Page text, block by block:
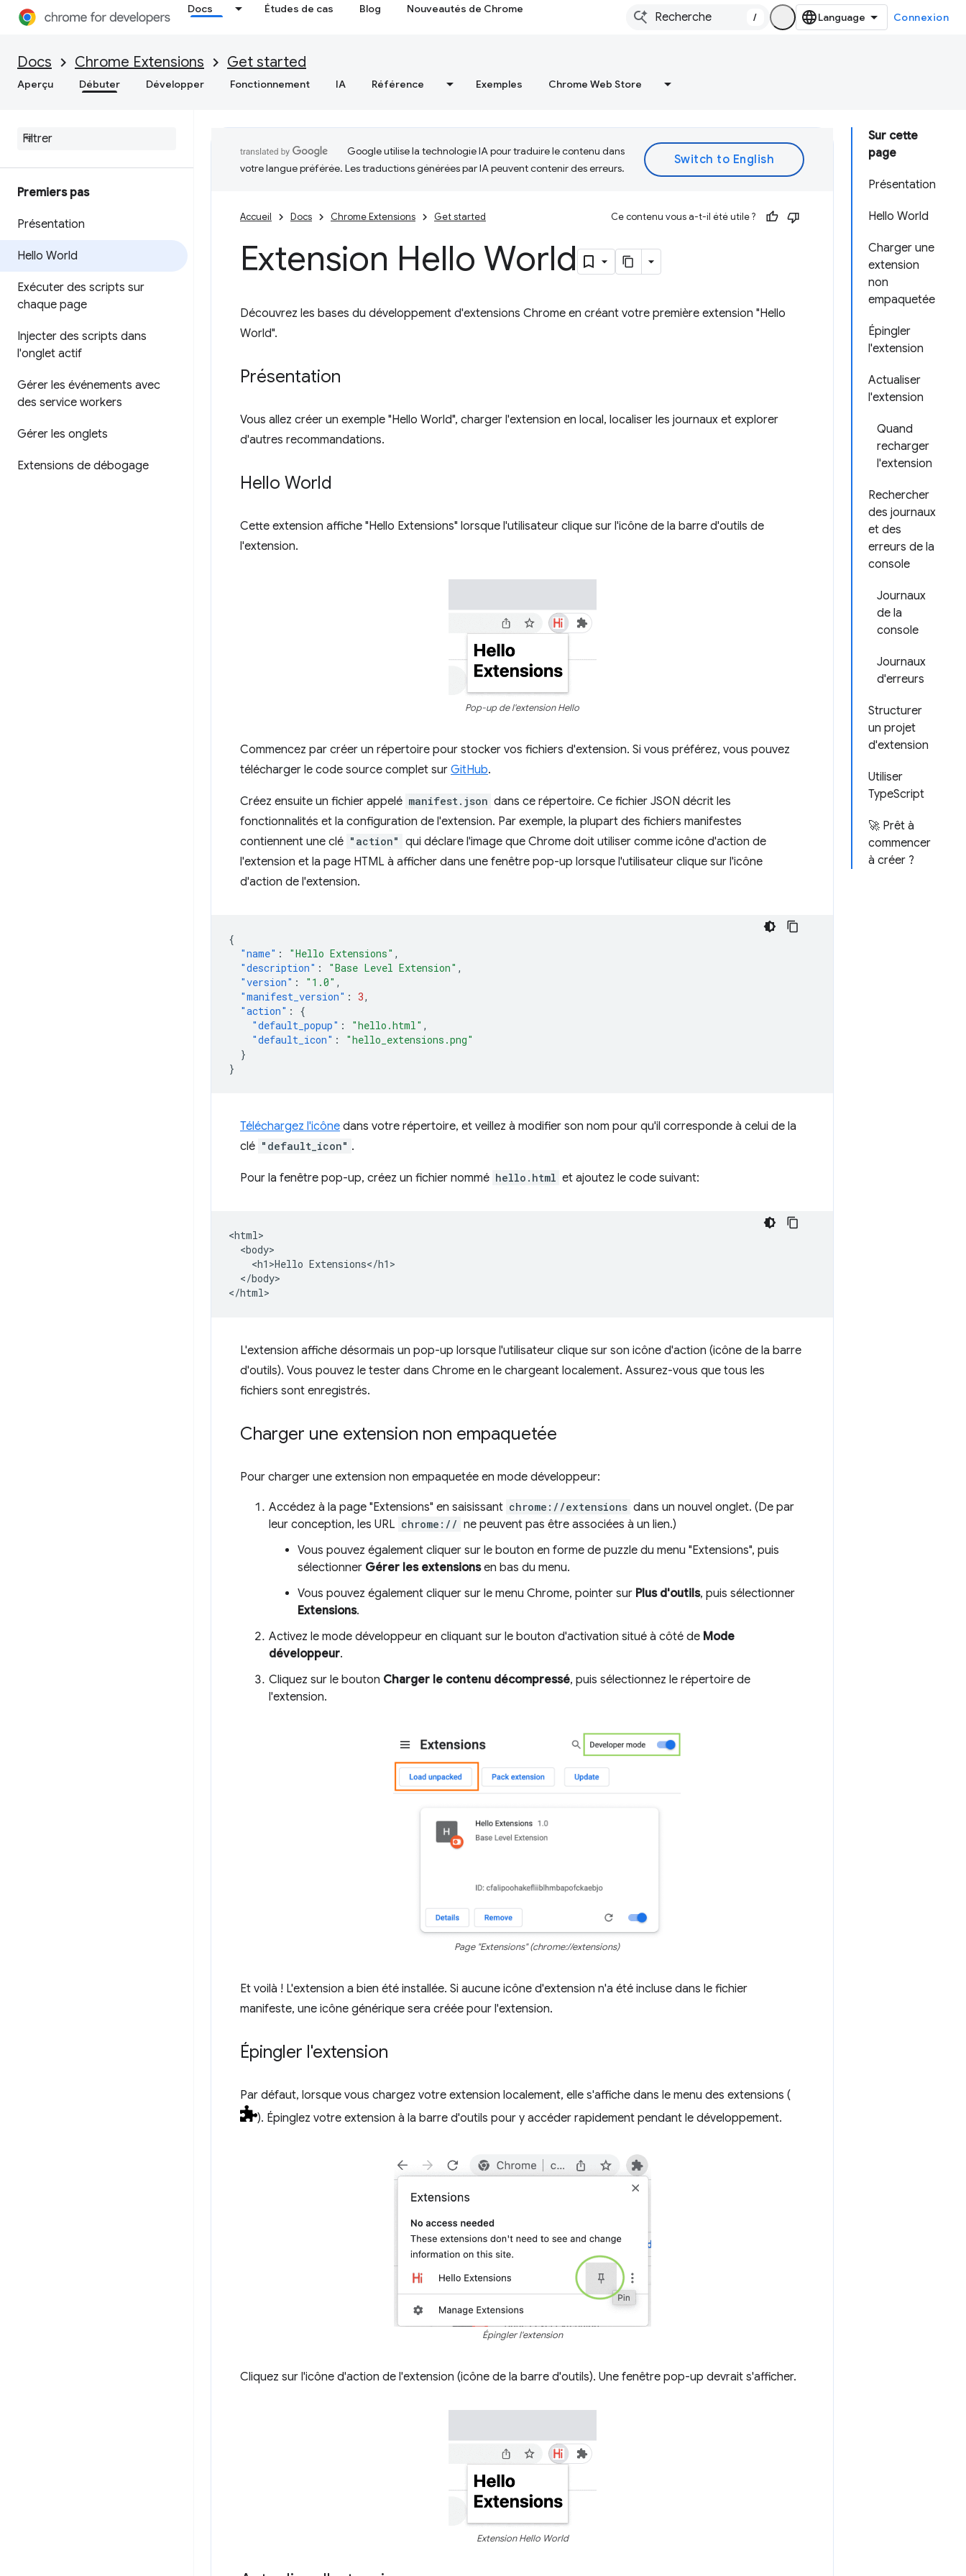
Docs Études de cas Blog Nouveautés de Chrome
/ Connexion
Docs Chrome Extensions Get started
Aperçu Débuter Développer Fonctionnement IA Référence Exemples Chrome Web Store
Premiers pas
Présentation
Hello World
Exécuter des scripts sur
chaque page
Injecter des scripts dans
l'onglet actif
Gérer les événements avec
des service workers
Gérer les onglets
Extensions de débogage
Sur cette
page
Présentation
Hello World
Charger une
extension
non
empaquetée
Épingler
l'extension
Actualiser
l'extension
Quand
recharger
l'extension
Rechercher
des journaux
et des
erreurs de la
console
Journaux
de la
console
Journaux
d'erreurs
Structurer
un projet
d'extension
Utiliser
TypeScript
🚀 Prêt à
commencer
à créer ?
Google utilise la technologie IA pour traduire le contenu dans
votre langue préférée. Les traductions générées par IA peuvent contenir des erreurs.
Accueil Docs Chrome Extensions Get started Ce contenu vous a-t-il été utile ?
Extension Hello World
Découvrez les bases du développement d'extensions Chrome en créant votre première extension "Hello
World".
Présentation
Vous allez créer un exemple "Hello World", charger l'extension en local, localiser les journaux et explorer
d'autres recommandations.
Hello World
Cette extension affiche "Hello Extensions" lorsque l'utilisateur clique sur l'icône de la barre d'outils de
l'extension.
Pop-up de l'extension Hello
Commencez par créer un répertoire pour stocker vos fichiers d'extension. Si vous préférez, vous pouvez
télécharger le code source complet sur GitHub.
Créez ensuite un fichier appelé manifest.json dans ce répertoire. Ce fichier JSON décrit les
fonctionnalités et la configuration de l'extension. Par exemple, la plupart des fichiers manifestes
contiennent une clé "action" qui déclare l'image que Chrome doit utiliser comme icône d'action de
l'extension et la page HTML à afficher dans une fenêtre pop-up lorsque l'utilisateur clique sur l'icône
d'action de l'extension.
{
"name" : "Hello Extensions" ,
"description" : "Base Level Extension" ,
"version" : "1.0" ,
"manifest_version" : 3,
"action" :
{
"default_popup" : "hello.html" ,
"default_icon" :
"hello_extensions.png"
}
}
Téléchargez l'icône dans votre répertoire, et veillez à modifier son nom pour qu'il corresponde à celui de la
clé "default_icon" .
Pour la fenêtre pop-up, créez un fichier nommé hello.html et ajoutez le code suivant:
<html>
  <body>
    <h1>Hello Extensions</h1>
  </body>
L'extension affiche désormais un pop-up lorsque l'utilisateur clique sur son icône d'action (icône de la barre
d'outils). Vous pouvez le tester dans Chrome en le chargeant localement. Assurez-vous que tous les
fichiers sont enregistrés.
Charger une extension non empaquetée
Pour charger une extension non empaquetée en mode développeur:
Accédez à la page "Extensions" en saisissant chrome://extensions dans un nouvel onglet. (De par
leur conception, les URL chrome:// ne peuvent pas être associées à un lien.)
Vous pouvez également cliquer sur le bouton en forme de puzzle du menu "Extensions", puis
sélectionner Gérer les extensionsen bas du menu.
Vous pouvez également cliquer sur le menu Chrome, pointer sur Plus d'outils, puis sélectionner
Extensions.
Activez le mode développeur en cliquant sur le bouton d'activation situé à côté de Mode
développeur.
Cliquez sur le bouton Charger le contenu décompressé, puis sélectionnez le répertoire de
l'extension.
Page "Extensions" (chrome://extensions)
Et voilà ! L'extension a bien été installée. Si aucune icône d'extension n'a été incluse dans le fichier
manifeste, une icône générique sera créée pour l'extension.
Épingler l'extension
Par défaut, lorsque vous chargez votre extension localement, elle s'affiche dans le menu des extensions (
). Épinglez votre extension à la barre d'outils pour y accéder rapidement pendant le développement.
Épingler l'extension
Cliquez sur l'icône d'action de l'extension (icône de la barre d'outils). Une fenêtre pop-up devrait s'afficher.
Extension Hello World